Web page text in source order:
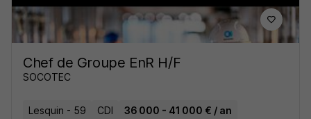
Chef de Groupe EnR H/F
SOCOTEC
Lesquin - 59 CDI 36 000 - 41 000 € / an